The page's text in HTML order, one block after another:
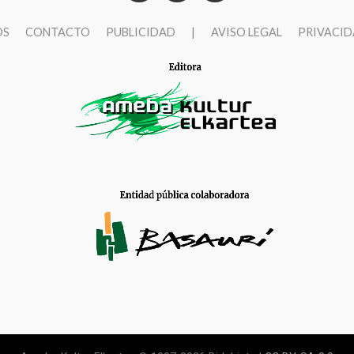
CONTACTO PUBLICIDAD | AVISO LEGAL